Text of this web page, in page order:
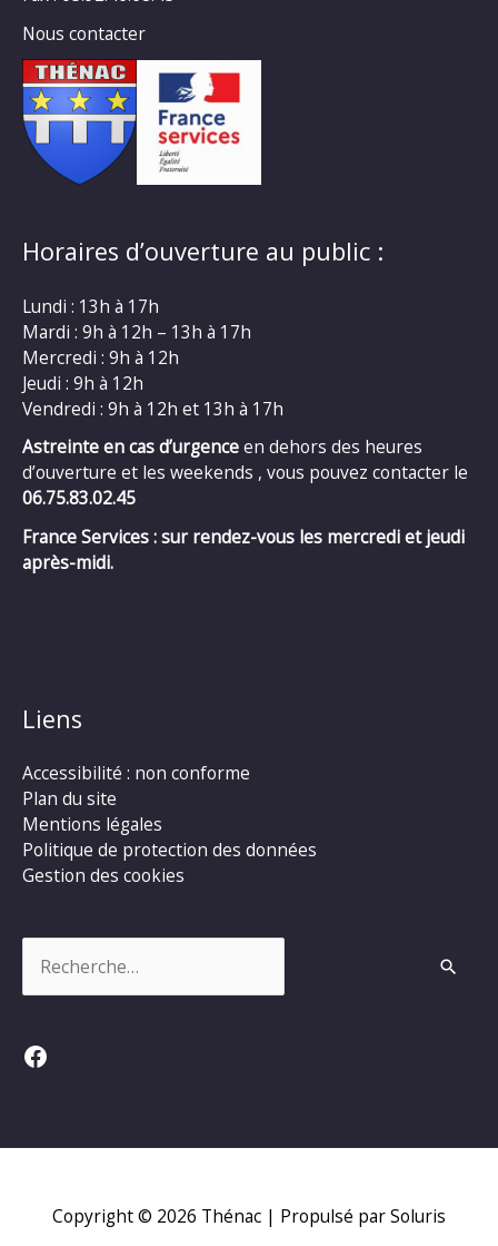
Nous contacter
Horaires d’ouverture au public :
Lundi : 13h à 17h
Mardi : 9h à 12h – 13h à 17h
Mercredi : 9h à 12h
Jeudi : 9h à 12h
Vendredi : 9h à 12h et 13h à 17h
Astreinte en cas d’urgenceen dehors des heures
d’ouverture et les weekends , vous pouvez contacter le
06.75.83.02.45
France Services : sur rendez-vous les mercredi et jeudi
après-midi.
Liens
Accessibilité : non conforme
Plan du site
Mentions légales
Politique de protection des données
Gestion des cookies
Facebook
Copyright © 2026 Thénac | Propulsé par Soluris